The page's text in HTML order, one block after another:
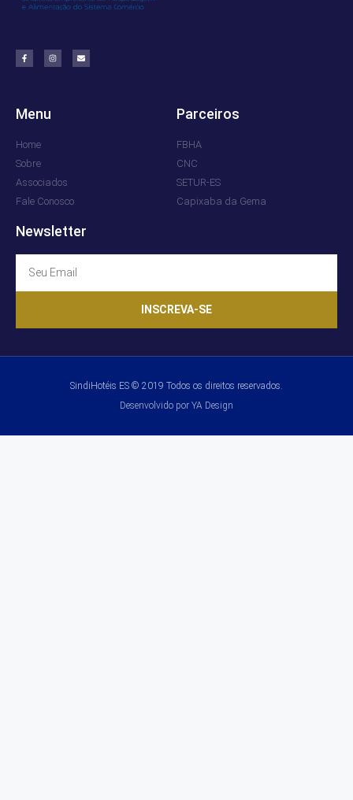
Menu
Home
Sobre
Associados
Fale Conosco
Parceiros
FBHA
CNC
SETUR-ES
Capixaba da Gema
Newsletter
INSCREVA-SE
SindiHotéis ES © 2019 Todos os direitos reservados.
Desenvolvido por YA Design